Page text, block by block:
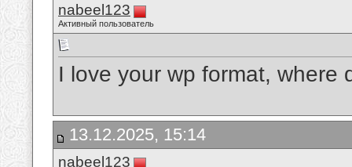
nabeel123
Активный пользователь
I love your wp format,
13.12.2025, 15:14
nabeel123